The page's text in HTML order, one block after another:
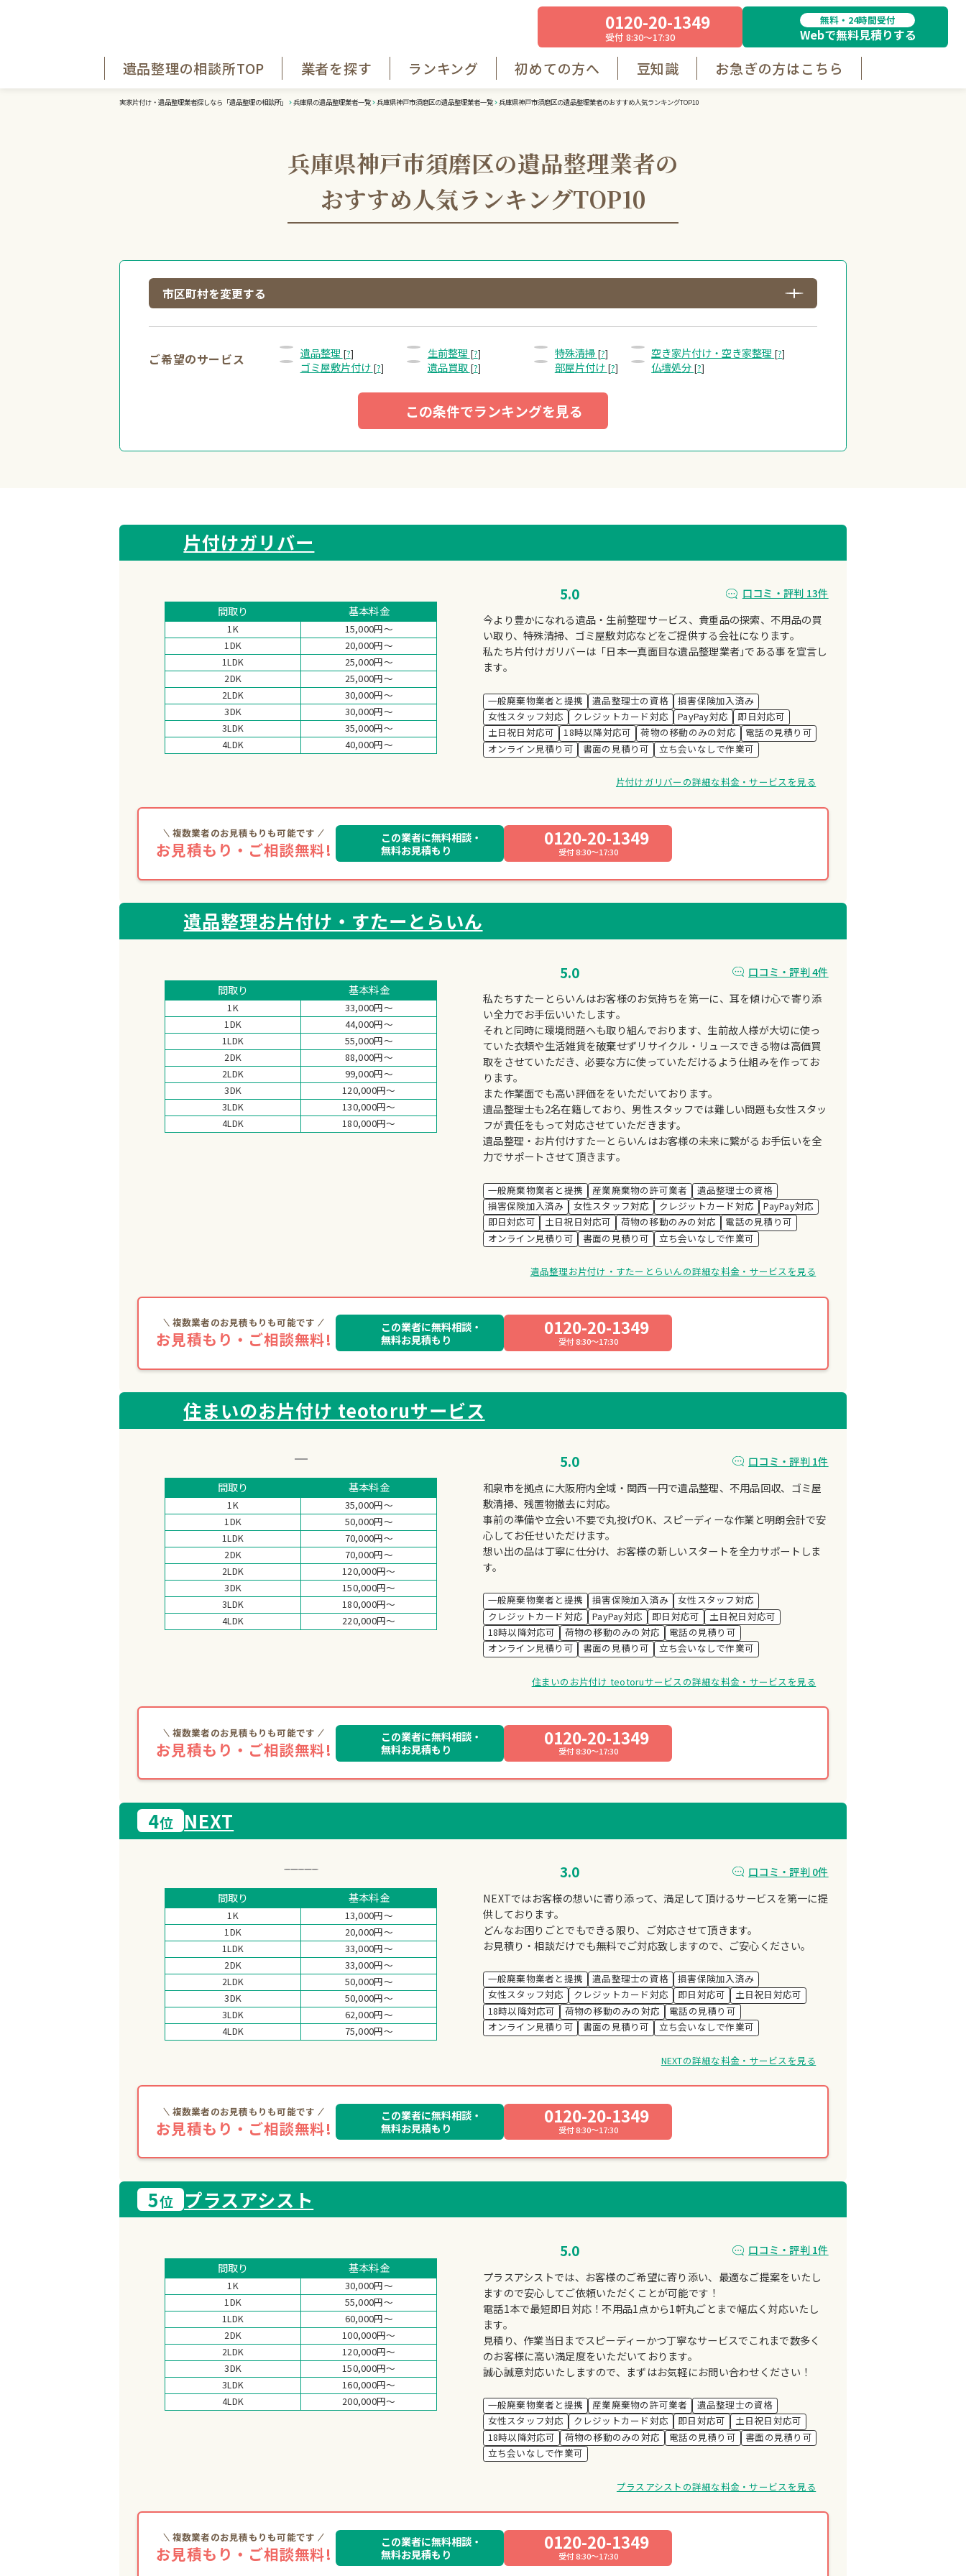
0120-20-1349
受付 8:30～17:30
無料・24時間受付
Webで無料見積りする
遺品整理の相談所TOP 業者を探す ランキング 初めての方へ 豆知識 お急ぎの方はこちら
実家片付け・遺品整理業者探しなら「遺品整理の相談所」 兵庫県の遺品整理業者一覧 兵庫県神戸市須磨区の遺品整理業者一覧 兵庫県神戸市須磨区の遺品整理業者のおすすめ人気ランキングTOP10
兵庫県神戸市須磨区の遺品整理業者の
おすすめ人気ランキングTOP10
市区町村を変更する
ご希望のサービス 遺品整理 [?] 生前整理 [?] 特殊清掃 [?] 空き家片付け・空き家整理 [?]
ゴミ屋敷片付け [?] 遺品買取 [?] 部屋片付け [?] 仏壇処分 [?]
この条件でランキングを見る
片付けガリバー
間取り 基本料金
1K
15,000円～
1DK
20,000円～
1LDK
25,000円～
2DK
25,000円～
2LDK
30,000円～
3DK
30,000円～
3LDK
35,000円～
4LDK
40,000円～
5.0
口コミ・評判 13件
今より豊かになれる遺品・生前整理サービス、貴重品の探索、不用品の買
い取り、特殊清掃、ゴミ屋敷対応などをご提供する会社になります。
私たち片付けガリバーは「日本一真面目な遺品整理業者｣である事を宣言し
ます。
一般廃棄物業者と提携 遺品整理士の資格
損害保険加入済み
女性スタッフ対応
クレジットカード対応 PayPay対応
即日対応可
土日祝日対応可
18時以降対応可 荷物の移動のみの対応
電話の見積り可
オンライン見積り可
書面の見積り可 立ち会いなしで作業可
片付けガリバーの詳細な料金・サービスを見る
複数業者のお見積もりも可能です
お見積もり・ご相談無料!
0120-20-1349
受付 8:30～17:30
この業者に無料相談・
無料お見積もり
遺品整理お片付け・すたーとらいん
間取り 基本料金
1K
33,000円～
1DK
44,000円～
1LDK
55,000円～
2DK
88,000円～
2LDK
99,000円～
3DK
120,000円～
3LDK
130,000円～
4LDK
180,000円～
5.0
口コミ・評判 4件
私たちすたーとらいんはお客様のお気持ちを第一に、耳を傾け心で寄り添
い全力でお手伝いいたします。
それと同時に環境問題へも取り組んでおります、生前故人様が大切に使っ
ていた衣類や生活雑貨を破棄せずリサイクル・リュースできる物は高価買
取をさせていただき、必要な方に使っていただけるよう仕組みを作ってお
ります。
また作業面でも高い評価ををいただいております。
遺品整理士も2名在籍しており、男性スタッフでは難しい問題も女性スタッ
フが責任をもって対応させていただきます。
遺品整理・お片付けすたーとらいんはお客様の未来に繋がるお手伝いを全
力でサポートさせて頂きます。
一般廃棄物業者と提携 産業廃棄物の許可業者
遺品整理士の資格
損害保険加入済み
女性スタッフ対応 クレジットカード対応
PayPay対応
即日対応可
土日祝日対応可 荷物の移動のみの対応
電話の見積り可
オンライン見積り可
書面の見積り可 立ち会いなしで作業可
遺品整理お片付け・すたーとらいんの詳細な料金・サービスを見る
複数業者のお見積もりも可能です
お見積もり・ご相談無料!
0120-20-1349
受付 8:30～17:30
この業者に無料相談・
無料お見積もり
住まいのお片付け teotoruサービス
間取り 基本料金
1K
35,000円～
1DK
50,000円～
1LDK
70,000円～
2DK
70,000円～
2LDK
120,000円～
3DK
150,000円～
3LDK
180,000円～
4LDK
220,000円～
5.0
口コミ・評判 1件
和泉市を拠点に大阪府内全域・関西一円で遺品整理、不用品回収、ゴミ屋
敷清掃、残置物撤去に対応。
事前の準備や立会い不要で丸投げOK、スピーディーな作業と明朗会計で安
心してお任せいただけます。
想い出の品は丁寧に仕分け、お客様の新しいスタートを全力サポートしま
す。
一般廃棄物業者と提携 損害保険加入済み
女性スタッフ対応
クレジットカード対応
PayPay対応 即日対応可
土日祝日対応可
18時以降対応可
荷物の移動のみの対応
電話の見積り可
オンライン見積り可
書面の見積り可 立ち会いなしで作業可
住まいのお片付け teotoruサービスの詳細な料金・サービスを見る
複数業者のお見積もりも可能です
お見積もり・ご相談無料!
0120-20-1349
受付 8:30～17:30
この業者に無料相談・
無料お見積もり
4位 NEXT
間取り 基本料金
1K
13,000円～
1DK
20,000円～
1LDK
33,000円～
2DK
33,000円～
2LDK
50,000円～
3DK
50,000円～
3LDK
62,000円～
4LDK
75,000円～
3.0
口コミ・評判 0件
NEXTではお客様の想いに寄り添って、満足して頂けるサービスを第一に提
供しております。
どんなお困りごとでもできる限り、ご対応させて頂きます。
お見積り・相談だけでも無料でご対応致しますので、ご安心ください。
一般廃棄物業者と提携 遺品整理士の資格
損害保険加入済み
女性スタッフ対応
クレジットカード対応 即日対応可
土日祝日対応可
18時以降対応可
荷物の移動のみの対応
電話の見積り可
オンライン見積り可
書面の見積り可 立ち会いなしで作業可
NEXTの詳細な料金・サービスを見る
複数業者のお見積もりも可能です
お見積もり・ご相談無料!
0120-20-1349
受付 8:30～17:30
この業者に無料相談・
無料お見積もり
5位 プラスアシスト
間取り 基本料金
1K
30,000円～
1DK
55,000円～
1LDK
60,000円～
2DK
100,000円～
2LDK
120,000円～
3DK
150,000円～
3LDK
160,000円～
4LDK
200,000円～
5.0
口コミ・評判 1件
プラスアシストでは、お客様のご希望に寄り添い、最適なご提案をいたし
ますので安心してご依頼いただくことが可能です！
電話1本で最短即日対応！不用品1点から1軒丸ごとまで幅広く対応いたし
ます。
見積り、作業当日までスピーディーかつ丁寧なサービスでこれまで数多く
のお客様に高い満足度をいただいております。
誠心誠意対応いたしますので、まずはお気軽にお問い合わせください！
一般廃棄物業者と提携 産業廃棄物の許可業者
遺品整理士の資格
女性スタッフ対応
クレジットカード対応 即日対応可
土日祝日対応可
18時以降対応可
荷物の移動のみの対応 電話の見積り可
書面の見積り可
立ち会いなしで作業可
プラスアシストの詳細な料金・サービスを見る
複数業者のお見積もりも可能です
お見積もり・ご相談無料!
0120-20-1349
受付 8:30～17:30
この業者に無料相談・
無料お見積もり